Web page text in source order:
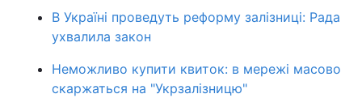
В Україні проведуть реформу залізниці: Рада
ухвалила закон
Неможливо купити квиток: в мережі масово
скаржаться на "Укрзалізницю"